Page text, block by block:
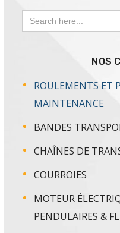
Search
for:
NOS
ROULEMENTS ET
MAINTENANCE
BANDES
CHAÎNES DE
COURROIES
MOTEUR
PENDULAIRES &